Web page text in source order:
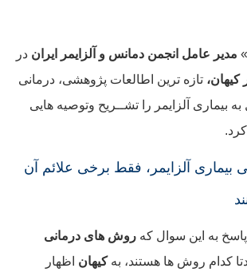
مدیر عامل انجمن دمانس و آلزایمر ایران در
کیهان، تازه ترین اطالعات پژوهشی، درمانی
به بیماری آلزایمر را تشــریح وتوصیه هایی
آلزایمر، فقط برخی علائم آن
پاسخ به این سوال که روش های درمانی
کدام روش ها هستند، به کیهان اظهار